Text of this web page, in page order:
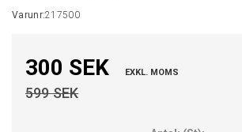
Varunr:217500
300 SEK EXKL. MOMS
599 SEK